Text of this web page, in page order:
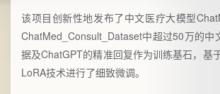
该项目创新性地发布了中文医疗大模型
ChatMed_Consult_Dataset中超过50万的中
据及ChatGPT的精准回复作为训练基石，基
LoRA技术进行了细致微调。